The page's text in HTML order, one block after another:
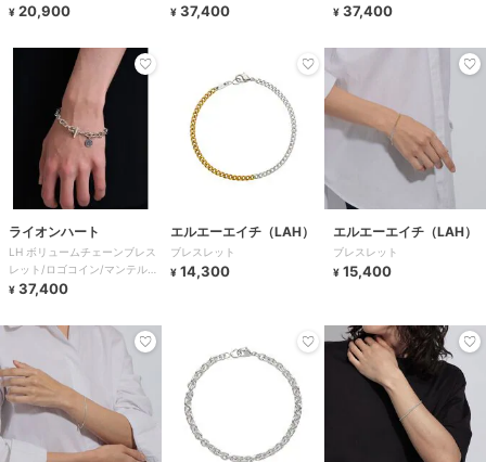
プ/シルバー925
¥ 20,900
タイプ/シルバー925
¥ 37,400
イプ/シルバー925
¥ 37,400
ライオンハート
LH ボリュームチェーンブレス
レット/ロゴコイン/マンテルタ
イプ/シルバー925
¥ 37,400
エルエーエイチ（LAH）
ブレスレット
¥ 14,300
エルエーエイチ（LAH）
ブレスレット
¥ 15,400